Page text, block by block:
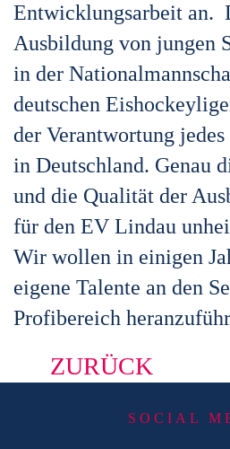
Entwicklungsarbeit an.
Ausbildung von jungen
in der
deutschen
der Verantwortung
in Deutschland. Genau
und die Qualität der
für den EV Lindau
Wir wollen in einigen
eigene Talente an den
Profibereich
ZURÜCK
SOCIAL